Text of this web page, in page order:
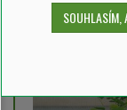
SOUHLASÍM,